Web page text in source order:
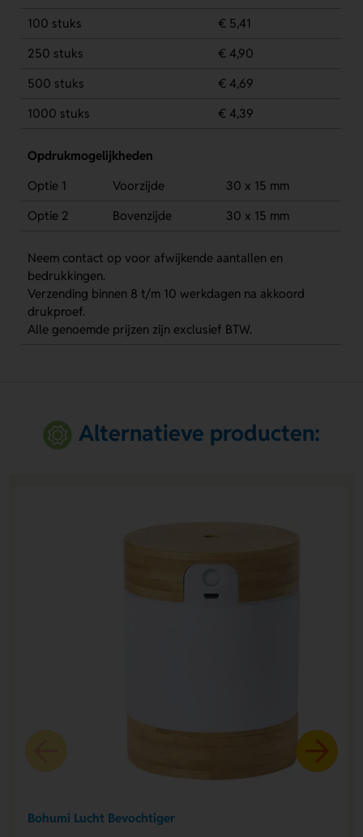
100 stuks
€ 5,41
250 stuks
€ 4,90
500 stuks
€ 4,69
1000 stuks
€ 4,39
Opdrukmogelijkheden
Optie 1
Voorzijde
30 x 15 mm
Optie 2
Bovenzijde 30 x 15 mm
Neem contact op voor afwijkende aantallen en
bedrukkingen.
Verzending binnen 8 t/m 10 werkdagen na akkoord
drukproef.
Alle genoemde prijzen zijn exclusief BTW.
Alternatieve producten:
Bohumi Lucht Bevochtiger